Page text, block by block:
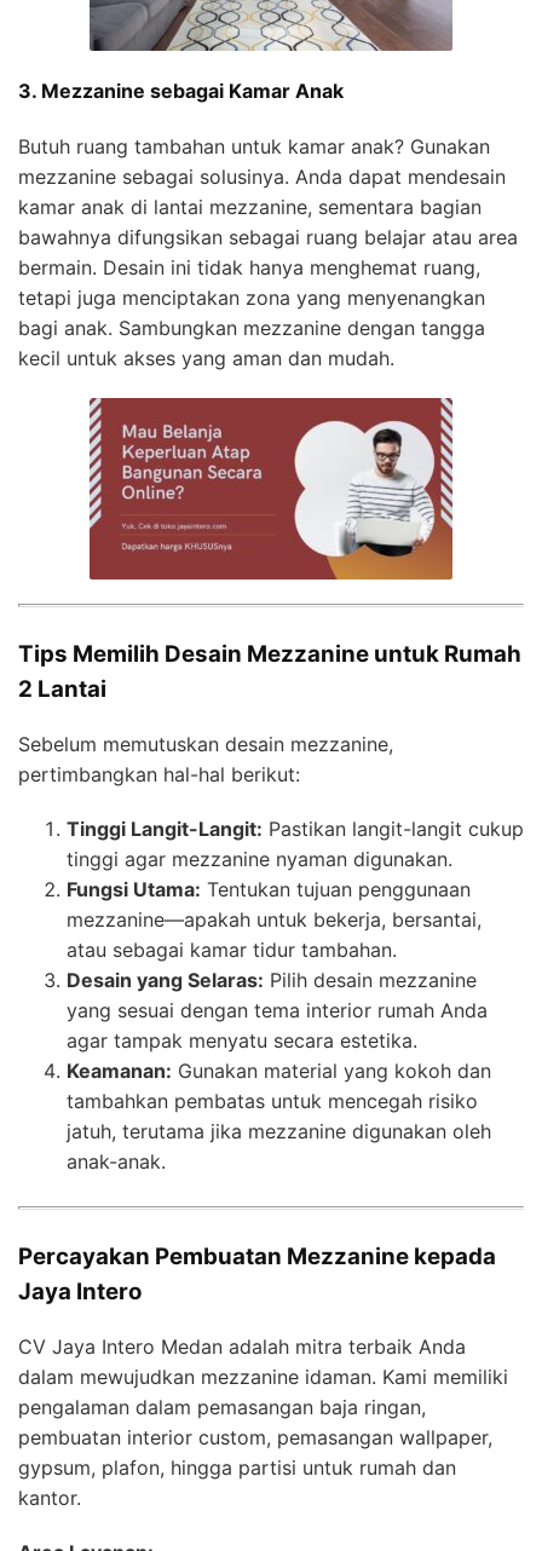
3. Mezzanine sebagai Kamar Anak
Butuh ruang tambahan untuk kamar anak? Gunakan
mezzanine sebagai solusinya. Anda dapat mendesain
kamar anak di lantai mezzanine, sementara bagian
bawahnya difungsikan sebagai ruang belajar atau area
bermain. Desain ini tidak hanya menghemat ruang,
tetapi juga menciptakan zona yang menyenangkan
bagi anak. Sambungkan mezzanine dengan tangga
kecil untuk akses yang aman dan mudah.
Tips Memilih Desain Mezzanine untuk Rumah
2 Lantai
Sebelum memutuskan desain mezzanine,
pertimbangkan hal-hal berikut:
Tinggi Langit-Langit: Pastikan langit-langit cukup
tinggi agar mezzanine nyaman digunakan.
Fungsi Utama: Tentukan tujuan penggunaan
mezzanine—apakah untuk bekerja, bersantai,
atau sebagai kamar tidur tambahan.
Desain yang Selaras: Pilih desain mezzanine
yang sesuai dengan tema interior rumah Anda
agar tampak menyatu secara estetika.
Keamanan: Gunakan material yang kokoh dan
tambahkan pembatas untuk mencegah risiko
jatuh, terutama jika mezzanine digunakan oleh
anak-anak.
Percayakan Pembuatan Mezzanine kepada
Jaya Intero
CV Jaya Intero Medan adalah mitra terbaik Anda
dalam mewujudkan mezzanine idaman. Kami memiliki
pengalaman dalam pemasangan baja ringan,
pembuatan interior custom, pemasangan wallpaper,
gypsum, plafon, hingga partisi untuk rumah dan
kantor.